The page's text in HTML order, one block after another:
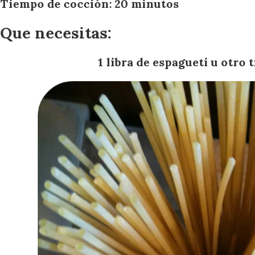
Tiempo de cocción: 20 minutos
Que necesitas:
1 libra de espagueti u otro